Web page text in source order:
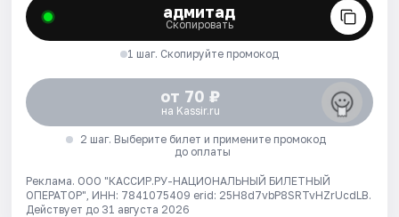
адмитад
Скопировать
1 шаг. Скопируйте промокод
от 70 ₽
на Kassir.ru
2 шаг. Выберите билет и примените промокод
до оплаты
Реклама. ООО "КАССИР.РУ-НАЦИОНАЛЬНЫЙ БИЛЕТНЫЙ
ОПЕРАТОР", ИНН: 7841075409 erid: 25H8d7vbP8SRTvHZrUcdLB.
Действует до 31 августа 2026